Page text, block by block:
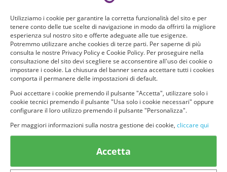
Domanda 1 di 4:
Per quante persone fai la spesa? Quanti siete in casa?
Solo io 2 persone
Utilizziamo i cookie per garantire la corretta funzionalità del sito e per
tenere conto delle tue scelte di navigazione in modo da offrirti la migliore
esperienza sul nostro sito e offerte adeguate alle tue esigenze.
Potremmo utilizzare anche cookies di terze parti. Per saperne di più
consulta le nostre Privacy Policy e Cookie Policy. Per proseguire nella
consultazione del sito devi scegliere se acconsentire all'uso dei cookie o
impostare i cookie. La chiusura del banner senza accettare tutti i cookies
comporta il permanere delle impostazioni di default.
Puoi accettare i cookie premendo il pulsante "Accetta", utilizzare solo i
cookie tecnici premendo il pulsante "Usa solo i cookie necessari" oppure
configurare il loro utilizzo premendo il pulsante "Personalizza".
Per maggiori informazioni sulla nostra gestione dei cookie, cliccare qui
Accetta